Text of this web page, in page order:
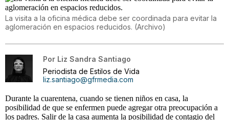
La visita a la oficina médica debe ser coordinada para evitar la
aglomeración en espacios reducidos. (Archivo)
Por Liz Sandra Santiago
Periodista de Estilos de Vida
liz.santiago@gfrmedia.com
Durante la cuarentena, cuando se tienen niños en casa, la
posibilidad de que se enfermen puede agregar otra preocupación a
los padres. Salir de la casa aumenta la posibilidad de contagio del